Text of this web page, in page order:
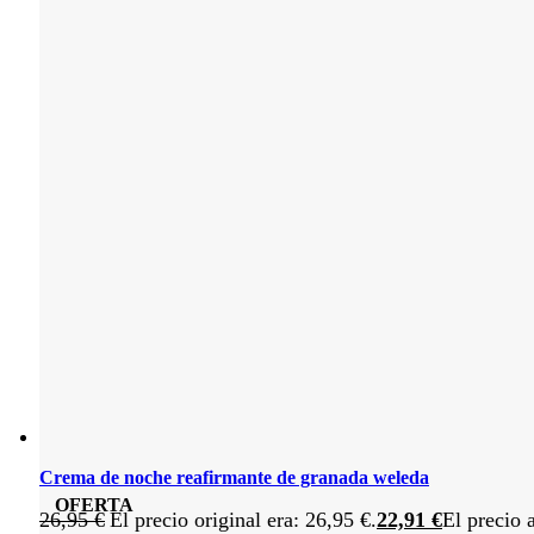
OFERTA
Crema de noche reafirmante de granada weleda
26,95€ El precio original era: 26,95 €.22,91 €El precio